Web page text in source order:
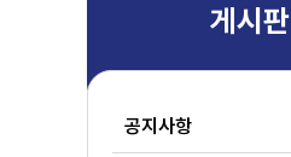
게시판
공지사항